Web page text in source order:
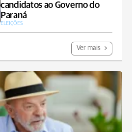
candidatos ao Governo do
Paraná
ELEIÇÕES
Ver mais